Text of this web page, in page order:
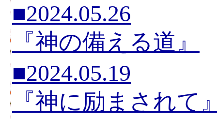
■2024.05.26
『神の備える道』
■2024.05.19
『神に励まされて